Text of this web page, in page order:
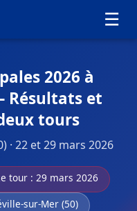
☰
2026 à
Résultats et
tours
· 22 et 29 mars 2026
tour : 29 mars 2026
sur-Mer (50)